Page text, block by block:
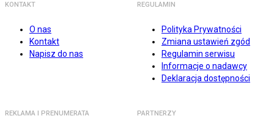
KONTAKT
O nas
Kontakt
Napisz do nas
REGULAMIN
Polityka Prywatności
Zmiana ustawień zgód
Regulamin serwisu
Informacje o nadawcy
Deklaracja dostępności
REKLAMA I PRENUMERATA PARTNERZY